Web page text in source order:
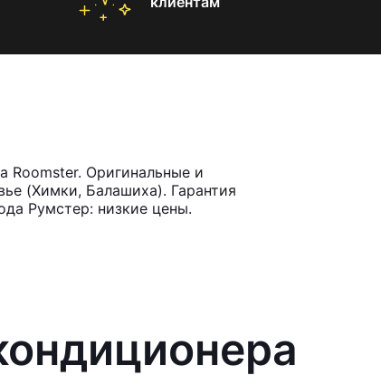
Roomster. Оригинальные и
(Химки, Балашиха). Гарантия
Румстер: низкие цены.